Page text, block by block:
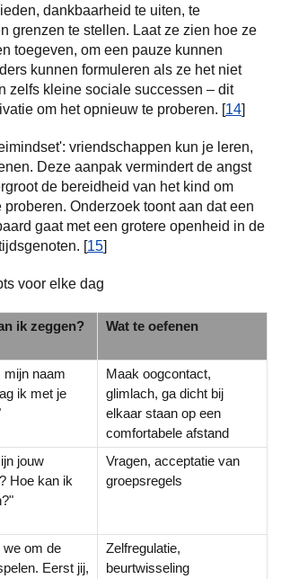
dankbaarheid te uiten, te
grenzen te stellen. Laat ze zien hoe ze
toegeven, om een pauze kunnen
kunnen formuleren als ze het niet
zelfs kleine sociale successen – dit
om het opnieuw te proberen. [14]
vriendschappen kun je leren,
Deze aanpak vermindert de angst
de bereidheid van het kind om
Onderzoek toont aan dat een
gaat met een grotere openheid in de
[15]
voor elke dag
ik zeggen? Wat te oefenen
mijn naam
ik met je
Maak oogcontact,
glimlach, ga dicht bij
elkaar staan op een
comfortabele afstand
jouw
Hoe kan ik
Vragen, acceptatie van
groepsregels
we om de
Eerst jij,
Zelfregulatie,
beurtwisseling